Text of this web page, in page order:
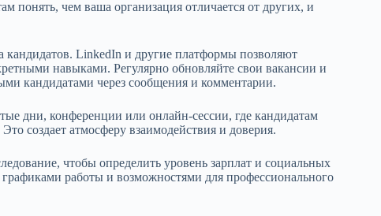
понять, чем ваша организация отличается от других, и
LinkedIn и другие платформы позволяют
навыками. Регулярно обновляйте свои вакансии и
кандидатами через сообщения и комментарии.
дни, конференции или онлайн-сессии, где кандидатам
создает атмосферу взаимодействия и доверия.
чтобы определить уровень зарплат и социальных
работы и возможностями для профессионального